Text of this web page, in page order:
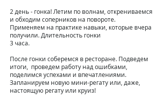
2 день - гонка! Летим по волнам, открениваемся
и обходим соперников на повороте.
Применяем на практике навыки, которые вчера
получили. Длительность гонки
​3 часа.
После гонки соберемся в ресторане. Подведем
итоги, проведем работу над ошибками,
поделимся успехами и впечатлениями.
Запланируем новую мини-регату или, даже,
настоящую регату или круиз!